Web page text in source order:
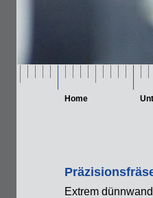
Home
Extrem